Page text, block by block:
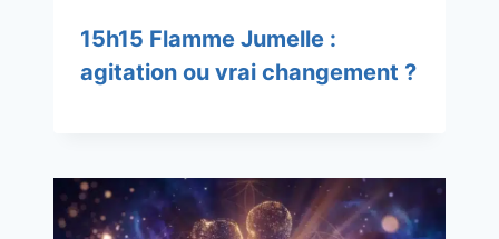
15h15 Flamme Jumelle :
agitation ou vrai changement ?